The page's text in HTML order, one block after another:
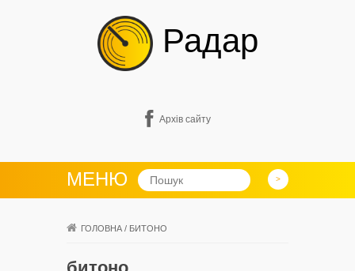
Радар
Архів сайту
МЕНЮ
ГОЛОВНА / БИТОНО